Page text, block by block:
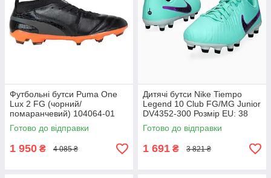
Футбольні бутси Puma One
Lux 2 FG (чорний/
помаранчевий) 104064-01
Розмір EU: 44
Готово до відправки
1 950 ₴ 4 085 ₴
Дитячі бутси Nike Tiempo
Legend 10 Club FG/MG Junior
DV4352-300 Розмір EU: 38
Готово до відправки
1 691 ₴ 3 821 ₴